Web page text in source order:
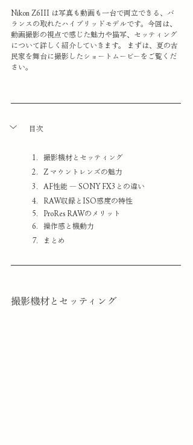
Nikon Z6III は写真も動画も一台で両立できる、バ
ランスの取れたハイブリッドモデルです。今回は、
動画撮影の視点で感じた魅力や描写、セッティング
について詳しく紹介していきます。 まずは、夏の古
民家を舞台に撮影したショートムービーをご覧くだ
さい。
目次
撮影機材とセッティング
Z マウントレンズの魅力
AF性能 ― SONY FX3との違い
RAW収録とISO感度の特性
ProRes RAWのメリット
操作感と機動力
まとめ
撮影機材とセッティング